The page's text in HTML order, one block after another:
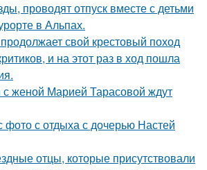
проводят отпуск вместе с детьми
в Альпах.
свой крестовый поход
и на этот раз в ход пошла
женой Марией Тарасовой ждут
фото с отдыха с дочерью Настей
отцы, которые присутствовали